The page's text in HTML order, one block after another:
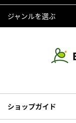
ジャンルを選ぶ
ショップガイド